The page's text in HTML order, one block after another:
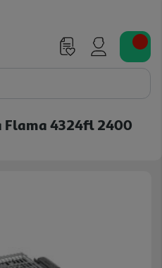
Flama 4324fl 2400